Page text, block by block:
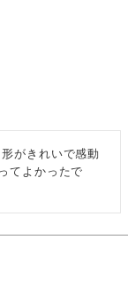
がきれいで感動
てよかったで